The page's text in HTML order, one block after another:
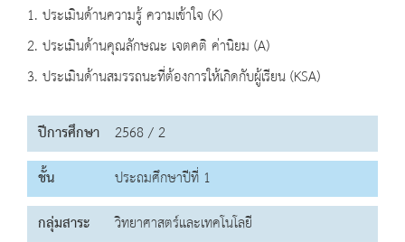
1. ประเมินด้านความรู้ ความเข้าใจ (K)
2. ประเมินด้านคุณลักษณะ เจตคติ ค่านิยม (A)
3. ประเมินด้านสมรรถนะที่ต้องการให้เกิดกับผู้เรียน (KSA)
ปีการศึกษา 2568 / 2
ชั้น
ประถมศึกษาปีที่ 1
กลุ่มสาระ
วิทยาศาสตร์และเทคโนโลยี